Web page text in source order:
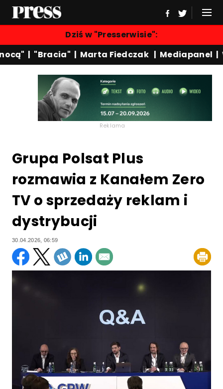
Dziś w "Presserwisie":
|"Bracia"|Marta Fiedczak|Mediapanel|
Reklama
Grupa Polsat Plus
rozmawia z Kanałem Zero
TV o sprzedaży reklam i
dystrybucji
30.04.2026, 06:59